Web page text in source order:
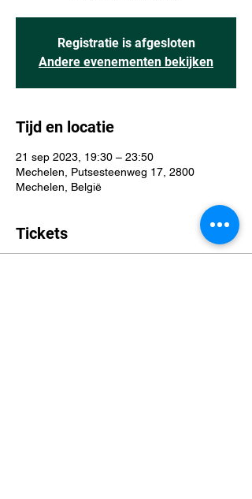
Registratie is afgesloten
Andere evenementen bekijken
Tijd en locatie
21 sep 2023, 19:30 – 23:50
Mechelen, Putsesteenweg 17, 2800
Mechelen, België
Tickets